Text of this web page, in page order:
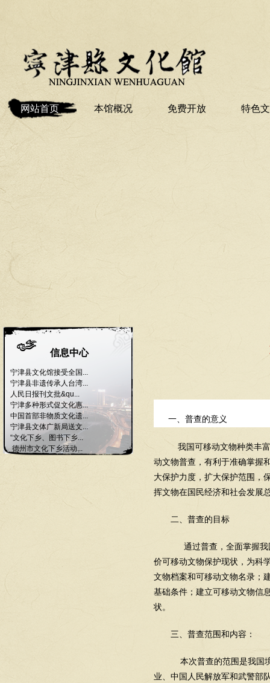
网站首页 本馆概况 免费开放 特色
信息中心
宁津县文化馆接受全国...
宁津县非遗传承人台湾...
人民日报刊文批&qu...
宁津多种形式促文化惠...
中国首部非物质文化遗...
宁津县文体广新局送文...
“文化下乡、图书下乡...
德州市文化下乡活动...
一、普查的意义
我国可移动文物种类丰
动文物普查，有利于准确掌握
大保护力度，扩大保护范围，
挥文物在国民经济和社会发展
二、普查的目标
通过普查，全面掌握我
价可移动文物保护现状，为科
文物档案和可移动文物名录；
基础条件；建立可移动文物信
状。
三、普查范围和内容：
本次普查的范围是我国
业、中国人民解放军和武警部